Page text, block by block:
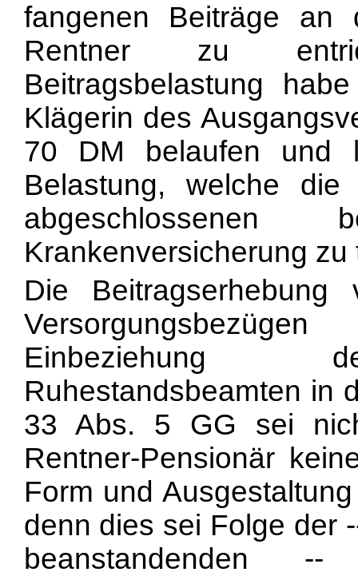
fangenen Beiträge an
Rentner zu
Beitragsbelastung
Klägerin des
70 DM belaufen und
Belastung, welche
abgeschlossenen
Krankenversicherung
Die Beitragserhebung
Einbeziehung
Ruhestandsbeamten in
33 Abs. 5 GG sei
Rentner-Pensionär
Form und
denn dies sei Folge der
beanstandenden --